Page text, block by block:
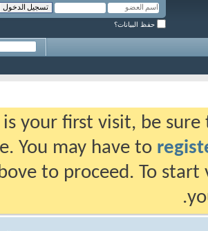
حفظ البيانات؟
your first visit, be
You may have to
to proceed. To